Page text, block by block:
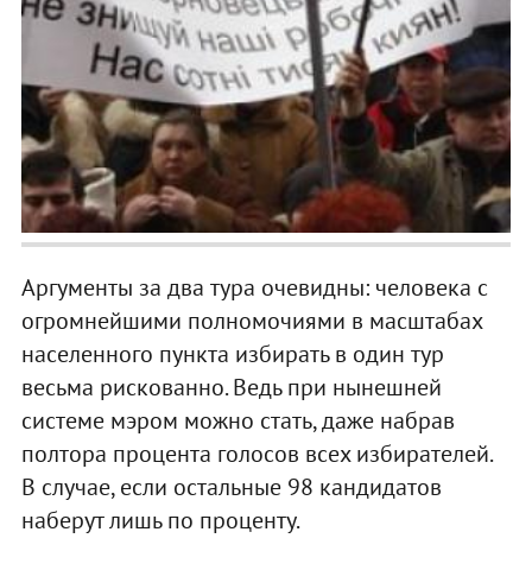
Аргументы за два тура очевидны: человека с
огромнейшими полномочиями в масштабах
населенного пункта избирать в один тур
весьма рискованно. Ведь при нынешней
системе мэром можно стать, даже набрав
полтора процента голосов всех избирателей.
В случае, если остальные 98 кандидатов
наберут лишь по проценту.